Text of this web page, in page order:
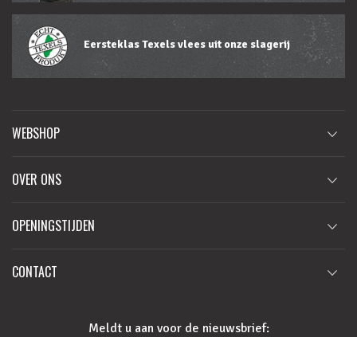
Eersteklas Texels vlees uit onze slagerij
WEBSHOP
OVER ONS
OPENINGSTIJDEN
CONTACT
Meldt u aan voor de nieuwsbrief: